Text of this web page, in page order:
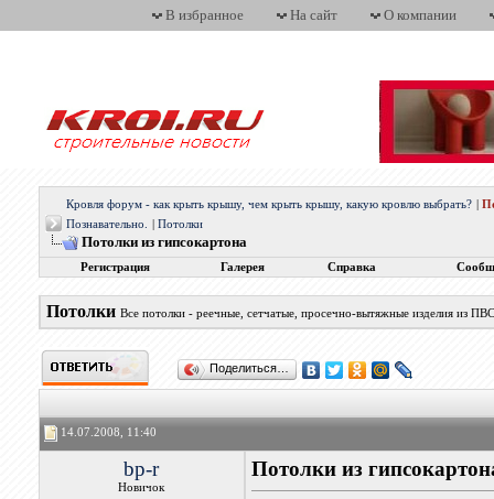
В избранное На сайт О компании
Кровля форум - как крыть крышу, чем крыть крышу, какую кровлю выбрать?
Познавательно.
Потолки
Потолки из гипсокартона
Регистрация Галерея Справка
Потолки Все потолки - реечные, сетчатые, просечно-вытяжные изделия из
Поделиться…
14.07.2008, 11:40
bp-r
Новичок
Потолки из